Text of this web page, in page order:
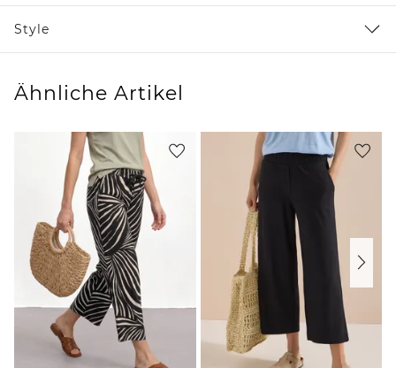
Style
Ähnliche Artikel